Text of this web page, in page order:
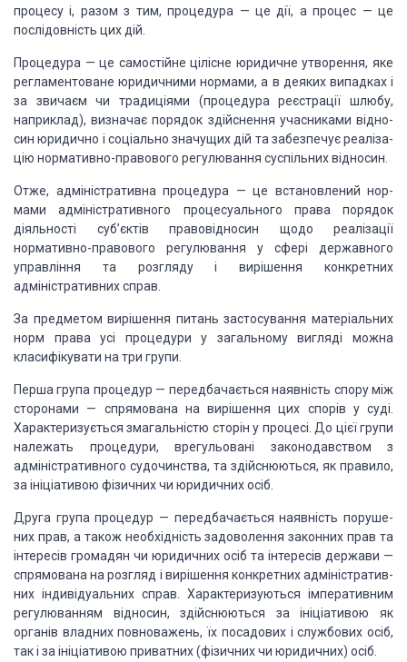
процесу і, разом з тим, процедура — це дії, а процес — це
послідовність цих дій.
Процедура — це самостійне цілісне юридичне утворення, яке
регламентоване юридичними нормами, а в деяких випад­ках і
за звичаєм чи традиціями (процедура реєстрації шлюбу,
наприклад), визначає порядок здійснення учасниками відно­
син юридично і соціально значущих дій та забезпечує реаліза­
цію нормативно-правового регулювання суспільних відносин.
Отже, адміністративна процедура — це встановлений нор­
мами адміністративного процесуального права порядок
діяль­ності суб’єктів правовідносин щодо реалізації
нормативно-пра­вового регулювання у сфері державного
управління та розгляду і вирішення конкретних
адміністративних справ.
За предметом вирішення питань застосування матеріальних
норм права усі процедури у загальному вигляді можна
класифі­кувати на три групи.
Перша група процедур — передбачається наявність спору між
сторонами — спрямована на вирішення цих спорів у суді.
Характеризується змагальністю сторін у процесі. До цієї групи
належать процедури, врегульовані законодавством з
адміністра­тивного судочинства, та здійснюються, як правило,
за ініціати­вою фізичних чи юридичних осіб.
Друга група процедур — передбачається наявність поруше­
них прав, а також необхідність задоволення законних прав та
інтересів громадян чи юридичних осіб та інтересів держави —
спрямована на розгляд і вирішення конкретних адміністратив­
них індивідуальних справ. Характеризуються імперативним
регулюванням відносин, здійснюються за ініціативою як
органів владних повноважень, їх посадових і службових осіб,
так і за ініціативою приватних (фізичних чи юридичних) осіб.